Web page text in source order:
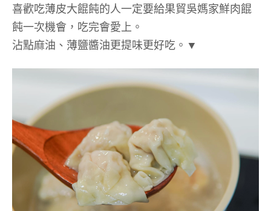
喜歡吃薄皮大餛飩的人一定要給果貿吳媽家鮮肉餛
飩一次機會，吃完會愛上。
沾點麻油、薄鹽醬油更提味更好吃。▼